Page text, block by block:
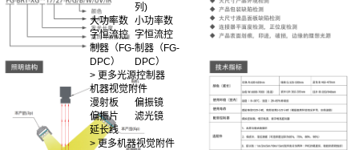
列)
大功率数
字恒流控
制器（FG-
DPC）
小功率数
字恒流控
制器（FG-
DPC）
> 更多光源控制器
机器视觉附件
漫射板
偏振镜
偏振片
滤光镜
延长线
> 更多机器视觉附件